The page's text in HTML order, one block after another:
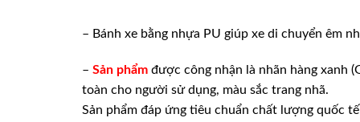
– Bánh xe bằng nhựa PU giúp xe di chuyển êm
– Sản phẩm được công nhận là nhãn hàng xanh
toàn cho người sử dụng, màu sắc trang nhã.
Sản phẩm đáp ứng tiêu chuẩn chất lượng quốc